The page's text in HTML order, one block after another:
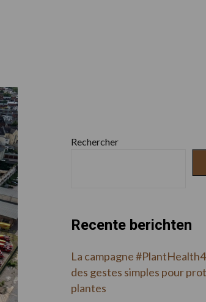
Rechercher
Recente berichten
La campagne
des gestes simples pour
plantes